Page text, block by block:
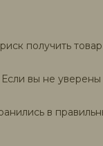
риск получить
вы не
в